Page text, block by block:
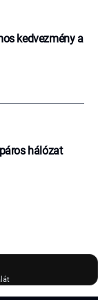
kedvezmény a
hálózat